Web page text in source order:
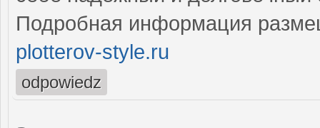
Подробная информация
plotterov-style.ru
odpowiedz